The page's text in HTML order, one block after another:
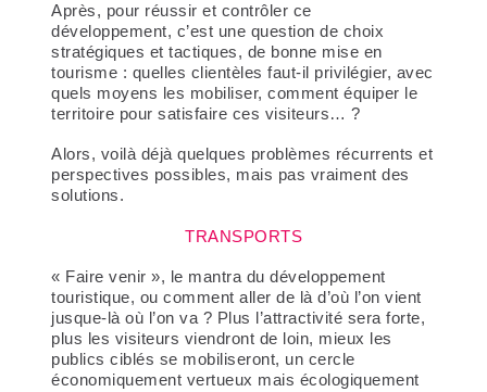
Après, pour réussir et contrôler ce
développement, c’est une question de choix
stratégiques et tactiques, de bonne mise en
tourisme : quelles clientèles faut-il privilégier, avec
quels moyens les mobiliser, comment équiper le
territoire pour satisfaire ces visiteurs… ?
Alors, voilà déjà quelques problèmes récurrents et
perspectives possibles, mais pas vraiment des
solutions.
TRANSPORTS
« Faire venir », le mantra du développement
touristique, ou comment aller de là d’où l’on vient
jusque-là où l’on va ? Plus l’attractivité sera forte,
plus les visiteurs viendront de loin, mieux les
publics ciblés se mobiliseront, un cercle
économiquement vertueux mais écologiquement